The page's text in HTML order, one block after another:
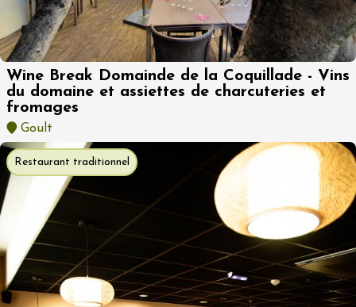
Wine Break Domainde de la Coquillade - Vins
du domaine et assiettes de charcuteries et
fromages
Goult
Restaurant traditionnel